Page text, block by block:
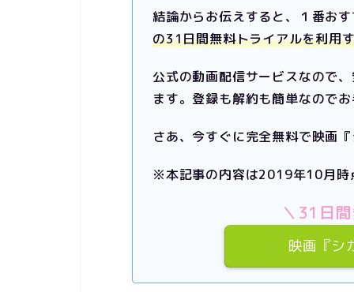
結論からお伝えすると、１番お
の31日間無料トライアルを利用
公式の動画配信サービスなので
ます。 登録も解約も簡単なので
さあ、今すぐに完全無料で映画
※本記事の内容は2019年10月時
＼31日
映画『シ